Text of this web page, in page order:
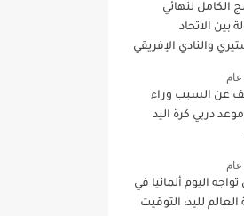
الكامل لنهائي
بين الاتحاد
والنادي الإفريقي
عام
عن السبب وراء
دربي كرة اليد
عام
اليوم ألمانيا في
العالم لليد: التوقيت